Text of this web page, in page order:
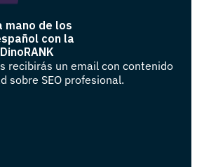
mano de los
con la
recibirás un email con contenido
sobre SEO profesional.